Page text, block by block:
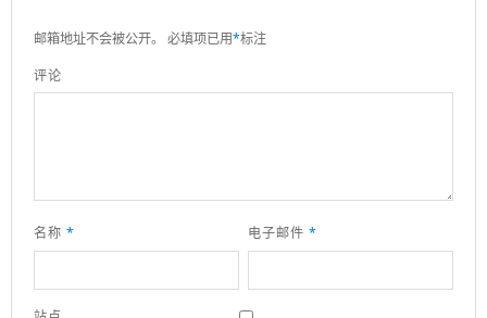
邮箱地址不会被公开。 必填项已用*标注
评论
名称 * 电子邮件 *